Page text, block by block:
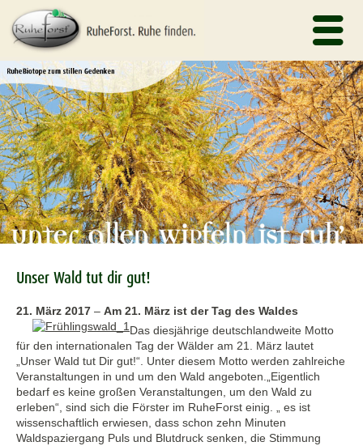
Unser Wald tut dir gut!
21. März 2017 – Am 21. März ist der Tag des Waldes
Das diesjährige deutschlandweite Motto
für den internationalen Tag der Wälder am 21. März lautet
„Unser Wald tut Dir gut!“. Unter diesem Motto werden zahlreiche
Veranstaltungen in und um den Wald angeboten.„Eigentlich
bedarf es keine großen Veranstaltungen, um den Wald zu
erleben“, sind sich die Förster im RuheForst einig. „ es ist
wissenschaftlich erwiesen, dass schon zehn Minuten
Waldspaziergang Puls und Blutdruck senken, die Stimmung